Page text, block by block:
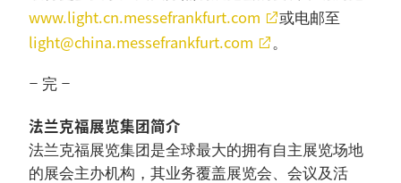
www.light.cn.messefrankfurt.com 或电邮至
light@china.messefrankfurt.com 。
– 完 –
法兰克福展览集团简介
法兰克福展览集团是全球最大的拥有自主展览场地
的展会主办机构，其业务覆盖展览会、会议及活